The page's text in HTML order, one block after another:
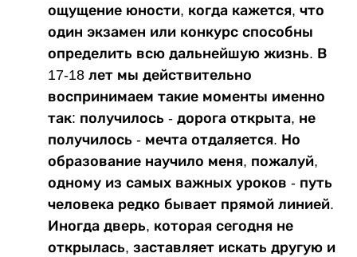
ощущение юности, когда кажется, что
один экзамен или конкурс способны
определить всю дальнейшую жизнь. В
17-18 лет мы действительно
воспринимаем такие моменты именно
так: получилось - дорога открыта, не
получилось - мечта отдаляется. Но
образование научило меня, пожалуй,
одному из самых важных уроков - путь
человека редко бывает прямой линией.
Иногда дверь, которая сегодня не
открылась, заставляет искать другую и